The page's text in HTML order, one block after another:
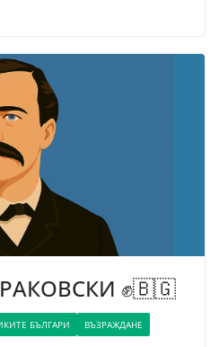
✊🇧🇬
БЪЛГАРИ ВЪЗРАЖДАНЕ